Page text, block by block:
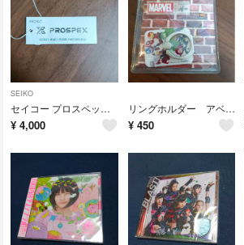
SEIKO
セイコー プロスペックス SBEN003
¥ 4,000
リングホルダー アベンジャーズ ホワイト
¥ 450